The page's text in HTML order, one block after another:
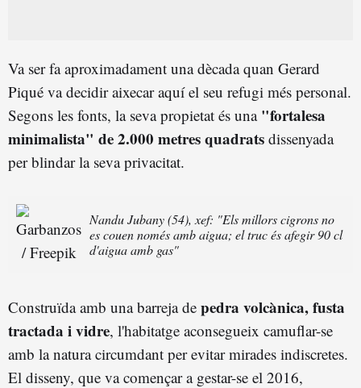
Va ser fa aproximadament una dècada quan Gerard
Piqué va decidir aixecar aquí el seu refugi més personal.
Segons les fonts, la seva propietat és una "fortalesa
minimalista" de 2.000 metres quadrats dissenyada
per blindar la seva privacitat.
Nandu Jubany (54), xef: "Els millors cigrons no
es couen només amb aigua; el truc és afegir 90 cl
d'aigua amb gas"
Construïda amb una barreja de pedra volcànica, fusta
tractada i vidre, l'habitatge aconsegueix camuflar-se
amb la natura circumdant per evitar mirades indiscretes.
El disseny, que va començar a gestar-se el 2016,